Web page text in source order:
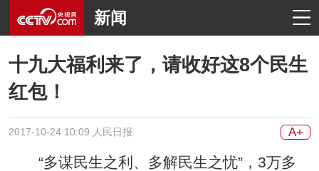
新闻
十九大福利来了，请收好这8个民生
红包！
2017-10-24 10:09 人民日报 A+
“多谋民生之利、多解民生之忧”，3万多